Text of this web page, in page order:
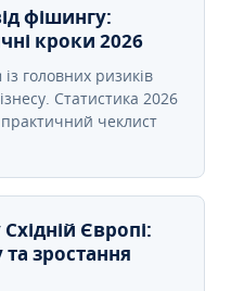
фішингу:
кроки 2026
головних ризиків
Статистика 2026
практичний чеклист
Європі:
зростання